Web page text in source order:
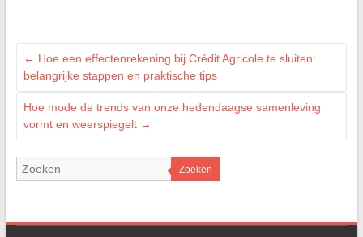
← Hoe een effectenrekening bij Crédit Agricole te sluiten:
belangrijke stappen en praktische tips
Hoe mode de trends van onze hedendaagse samenleving
vormt en weerspiegelt →
Zoeken